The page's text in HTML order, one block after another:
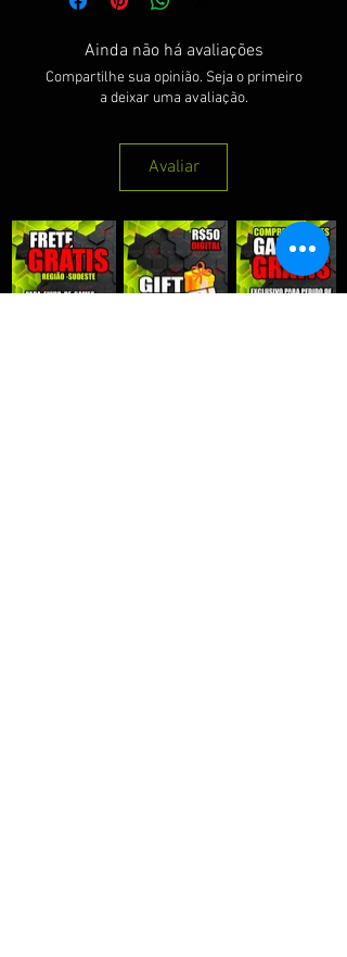
Ainda não há avaliações
Compartilhe sua opinião. Seja o primeiro
a deixar uma avaliação.
Avaliar